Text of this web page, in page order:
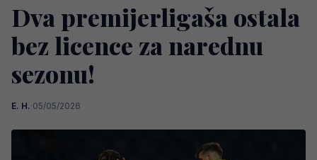
Dva premijerligaša ostala
bez licence za narednu
sezonu!
E. H.·05/05/2026